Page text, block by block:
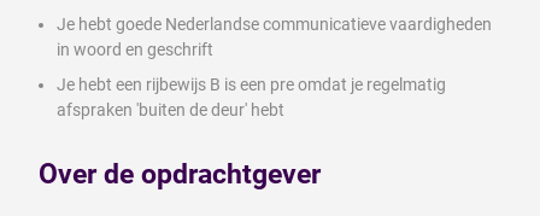
Je hebt goede Nederlandse communicatieve vaardigheden
in woord en geschrift
Je hebt een rijbewijs B is een pre omdat je regelmatig
afspraken 'buiten de deur' hebt
Over de opdrachtgever